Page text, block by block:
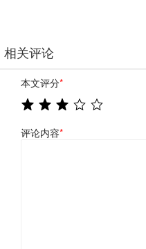
相关评论
本文评分*
评论内容*